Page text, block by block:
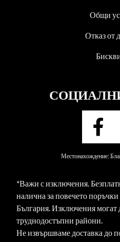
Общи
Отказ от
Местонахождение:
*Важи с изключения.
налична за повечето
България. Изключения могат
труднодостъпни райони.
Не извършваме доставка до